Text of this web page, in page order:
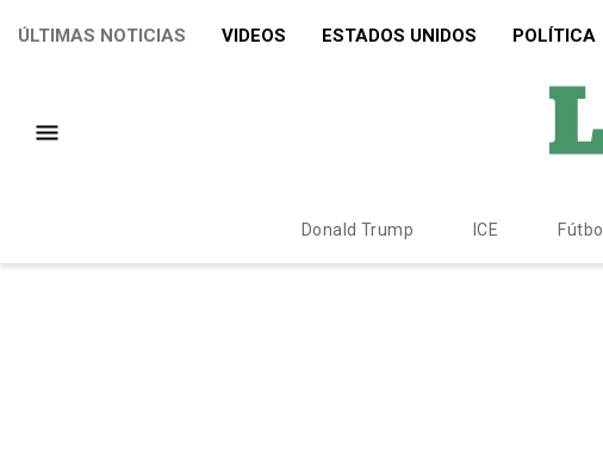
ÚLTIMAS NOTICIAS VIDEOS ESTADOS UNIDOS POLÍTICA
Donald Trump ICE Fútbol